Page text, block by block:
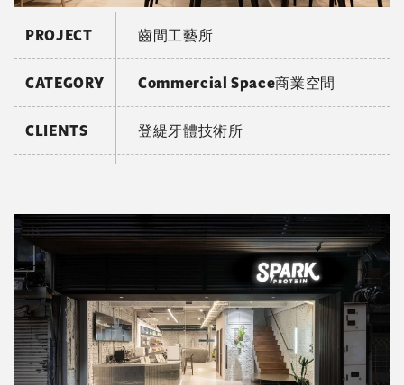
PROJECT 齒間工藝所
CATEGORY Commercial Space商業空間
CLIENTS 登緹牙體技術所